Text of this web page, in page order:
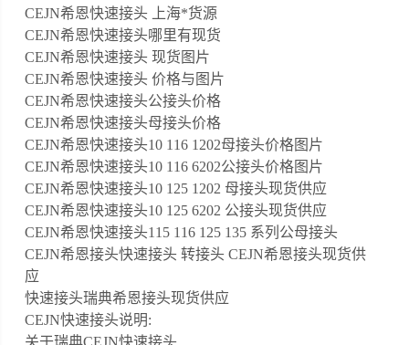
CEJN希恩快速接头 上海*货源
CEJN希恩快速接头哪里有现货
CEJN希恩快速接头 现货图片
CEJN希恩快速接头 价格与图片
CEJN希恩快速接头公接头价格
CEJN希恩快速接头母接头价格
CEJN希恩快速接头10 116 1202母接头价格图片
CEJN希恩快速接头10 116 6202公接头价格图片
CEJN希恩快速接头10 125 1202 母接头现货供应
CEJN希恩快速接头10 125 6202 公接头现货供应
CEJN希恩快速接头115 116 125 135 系列公母接头
CEJN希恩接头快速接头 转接头 CEJN希恩接头现货供
应
快速接头瑞典希恩接头现货供应
CEJN快速接头说明:
关于瑞典CEJN快速接头